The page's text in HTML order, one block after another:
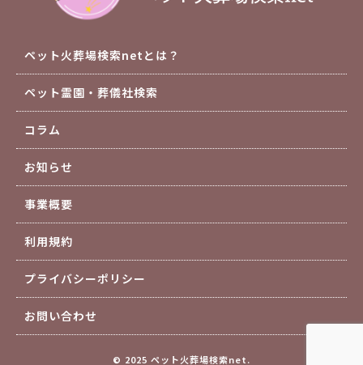
ペット火葬場検索netとは？
ペット霊園・葬儀社検索
コラム
お知らせ
事業概要
利用規約
プライバシーポリシー
お問い合わせ
© 2025 ペット火葬場検索net.